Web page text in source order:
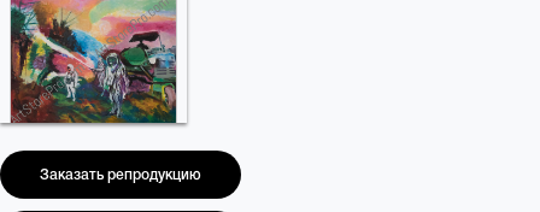
Заказать репродукцию